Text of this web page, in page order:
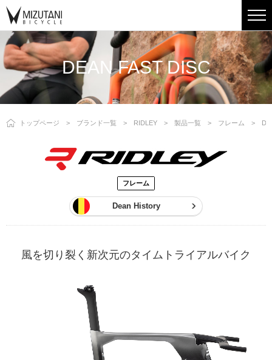
DEAN FAST DISC
トップページ ブランド一覧 RIDLEY 製品一覧 フレーム
フレーム
Dean History
⾵を切り裂く新次元のタイムトライアルバイク